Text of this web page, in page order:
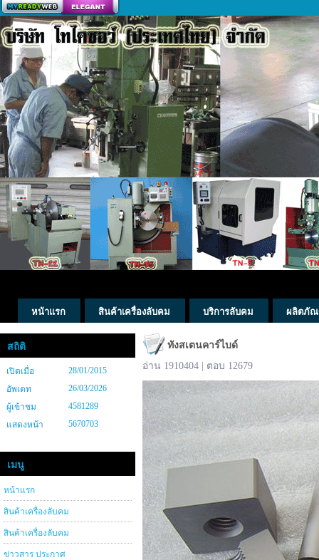
สร้างเว็บ
หน้าแรก สินค้าเครื่องลับคม บริการลับคม ผลิตภัณ
สถิติ
เปิดเมื่อ
28/01/2015
อัพเดท
26/03/2026
ผู้เข้าชม
4581289
แสดงหน้า
5670703
เมนู
หน้าแรก
สินค้าเครื่องลับคม
สินค้าเครื่องลับคม
ข่าวสาร ประกาศ
ทังสเตนคาร์ไบด์
อ่าน 1910404 | ตอบ 12679